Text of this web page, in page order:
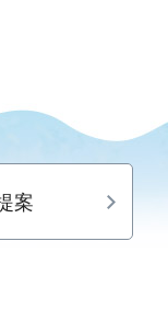
案